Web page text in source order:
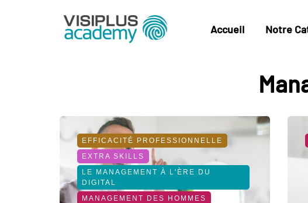
Accueil Notre
EFFICACITÉ PROFESSIONNELLE
EXTRA SKILLS
LE MANAGEMENT À L'ÈRE DU
DIGITAL
MANAGEMENT DES HOMMES